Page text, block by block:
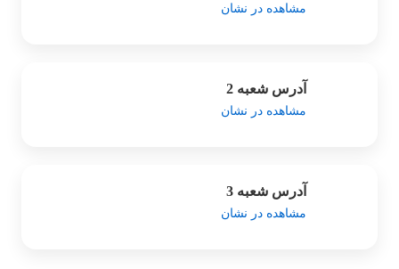
مشاهده در نشان
آدرس شعبه 2
مشاهده در نشان
آدرس شعبه 3
مشاهده در نشان